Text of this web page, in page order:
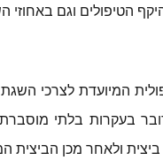
הטיפולים וגם באחוזי
בעקרות בלתי
ולאחר מכן הביצית